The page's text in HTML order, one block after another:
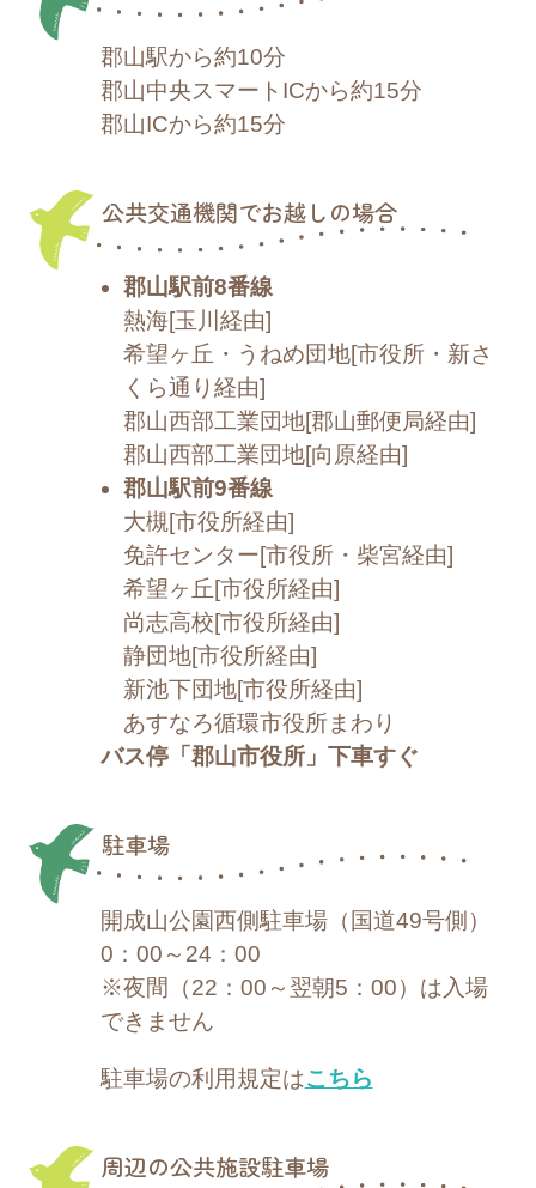
郡山駅から約10分
郡山中央スマートICから約15分
郡山ICから約15分
公共交通機関でお越しの場合
郡山駅前8番線
熱海[玉川経由]
希望ヶ丘・うねめ団地[市役所・新さ
くら通り経由]
郡山西部工業団地[郡山郵便局経由]
郡山西部工業団地[向原経由]
郡山駅前9番線
大槻[市役所経由]
免許センター[市役所・柴宮経由]
希望ヶ丘[市役所経由]
尚志高校[市役所経由]
静団地[市役所経由]
新池下団地[市役所経由]
あすなろ循環市役所まわり
バス停「郡山市役所」下車すぐ
駐車場
開成山公園西側駐車場（国道49号側）
0：00～24：00
※夜間（22：00～翌朝5：00）は入場
できません
駐車場の利用規定はこちら
周辺の公共施設駐車場